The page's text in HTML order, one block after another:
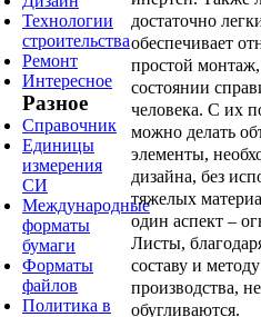
Технологии
строительства
Ремонт
Интересное
Разное
Справочник
Единицы
измерения
СИ
Международные
форматы
бумаги
Форматы
файлов
Политика в
достаточно
обеспечивает
простой
состоянии
человека. С их
можно делать
элементы,
дизайна, без
тяжелых
один аспект –
Листы,
составу и методу
производства,
обугливаются.